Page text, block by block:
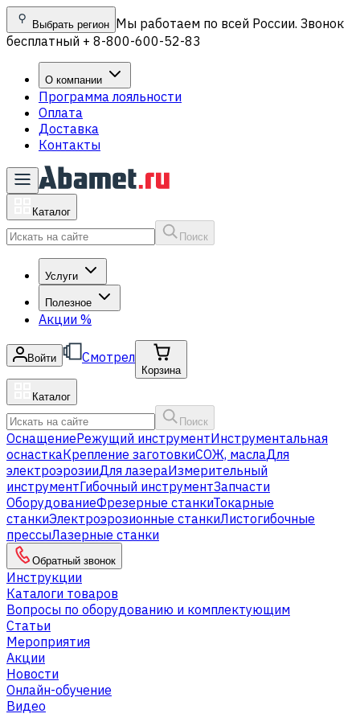
Выбрать регион Мы работаем по всей России. Звонок
бесплатный + 8-800-600-52-83
О компании
Программа лояльности
Оплата
Доставка
Контакты
Каталог
Поиск
Услуги
Полезное
Акции %
Войти Смотрел
Корзина
Каталог
Поиск
ОснащениеРежущий инструментИнструментальная
оснасткаКрепление заготовкиСОЖ, маслаДля
электроэрозииДля лазераИзмерительный
инструментГибочный инструментЗапчасти
ОборудованиеФрезерные станкиТокарные
станкиЭлектроэрозионные станкиЛистогибочные
прессыЛазерные станки
Обратный звонок
Инструкции
Каталоги товаров
Вопросы по оборудованию и комплектующим
Статьи
Мероприятия
Акции
Новости
Онлайн-обучение
Видео